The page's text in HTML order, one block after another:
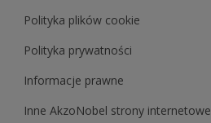
Polityka plików cookie
Polityka prywatności
Informacje prawne
Inne AkzoNobel strony internetowe